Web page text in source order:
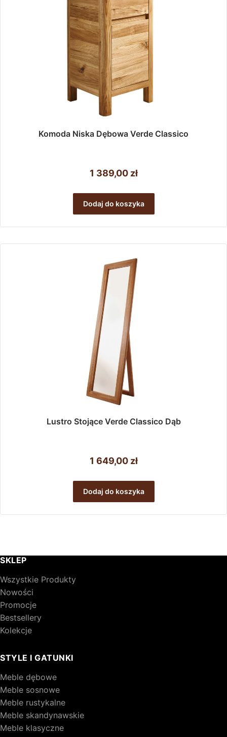
Komoda Niska Dębowa Verde Classico
1 389,00 zł
Dodaj do koszyka
Lustro Stojące Verde Classico Dąb
1 649,00 zł
Dodaj do koszyka
SKLEP
Wszystkie Produkty
Nowości
Promocje
Bestsellery
Kolekcje
STYLE I GATUNKI
Meble dębowe
Meble sosnowe
Meble rustykalne
Meble skandynawskie
Meble klasyczne